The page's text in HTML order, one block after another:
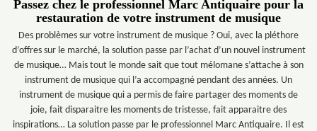
Passez chez le professionnel Marc Antiquaire pour la
restauration de votre instrument de musique
Des problèmes sur votre instrument de musique ? Oui, avec la pléthore
d’offres sur le marché, la solution passe par l’achat d’un nouvel instrument
de musique… Mais tout le monde sait que tout mélomane s’attache à son
instrument de musique qui l’a accompagné pendant des années. Un
instrument de musique qui a permis de faire partager des moments de
joie, fait disparaitre les moments de tristesse, fait apparaitre des
inspirations… La solution passe par le professionnel Marc Antiquaire. Il est